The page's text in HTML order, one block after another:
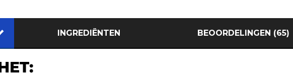
INGREDIËNTEN BEOORDELINGEN (65)